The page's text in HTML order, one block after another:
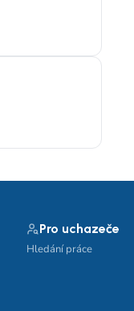
Pro uchazeče
Hledání práce